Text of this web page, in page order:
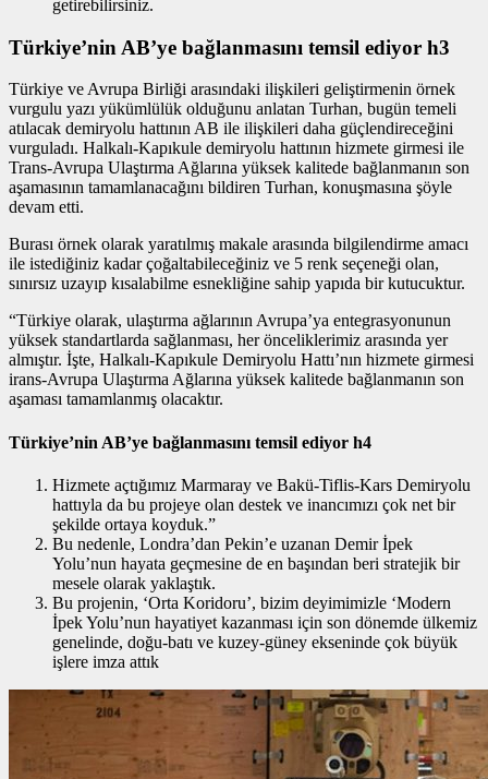
getirebilirsiniz.
Türkiye’nin AB’ye bağlanmasını temsil ediyor h3
Türkiye ve Avrupa Birliği arasındaki ilişkileri geliştirmenin örnek
vurgulu yazı yükümlülük olduğunu anlatan Turhan, bugün temeli
atılacak demiryolu hattının AB ile ilişkileri daha güçlendireceğini
vurguladı. Halkalı-Kapıkule demiryolu hattının hizmete girmesi ile
Trans-Avrupa Ulaştırma Ağlarına yüksek kalitede bağlanmanın son
aşamasının tamamlanacağını bildiren Turhan, konuşmasına şöyle
devam etti.
Burası örnek olarak yaratılmış makale arasında bilgilendirme amacı
ile istediğiniz kadar çoğaltabileceğiniz ve 5 renk seçeneği olan,
sınırsız uzayıp kısalabilme esnekliğine sahip yapıda bir kutucuktur.
“Türkiye olarak, ulaştırma ağlarının Avrupa’ya entegrasyonunun
yüksek standartlarda sağlanması, her önceliklerimiz arasında yer
almıştır. İşte, Halkalı-Kapıkule Demiryolu Hattı’nın hizmete girmesi
irans-Avrupa Ulaştırma Ağlarına yüksek kalitede bağlanmanın son
aşaması tamamlanmış olacaktır.
Türkiye’nin AB’ye bağlanmasını temsil ediyor h4
Hizmete açtığımız Marmaray ve Bakü-Tiflis-Kars Demiryolu
hattıyla da bu projeye olan destek ve inancımızı çok net bir
şekilde ortaya koyduk.”
Bu nedenle, Londra’dan Pekin’e uzanan Demir İpek
Yolu’nun hayata geçmesine de en başından beri stratejik bir
mesele olarak yaklaştık.
Bu projenin, ‘Orta Koridoru’, bizim deyimimizle ‘Modern
İpek Yolu’nun hayatiyet kazanması için son dönemde ülkemiz
genelinde, doğu-batı ve kuzey-güney ekseninde çok büyük
işlere imza attık